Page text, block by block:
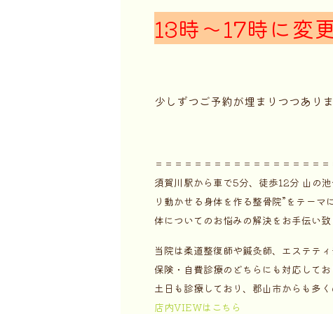
13時～17時に変
少しずつご予約が埋まりつつありま
＝＝＝＝＝＝＝＝＝＝＝＝＝＝＝＝＝＝
須賀川駅から車で5分、徒歩12分 山の
り動かせる身体を作る整骨院”をテー
体についてのお悩みの解決をお手伝い致
当院は柔道整復師や鍼灸師、エステテ
保険・自費診療のどちらにも対応して
土日も診療しており、郡山市からも多
店内VIEWはこちら